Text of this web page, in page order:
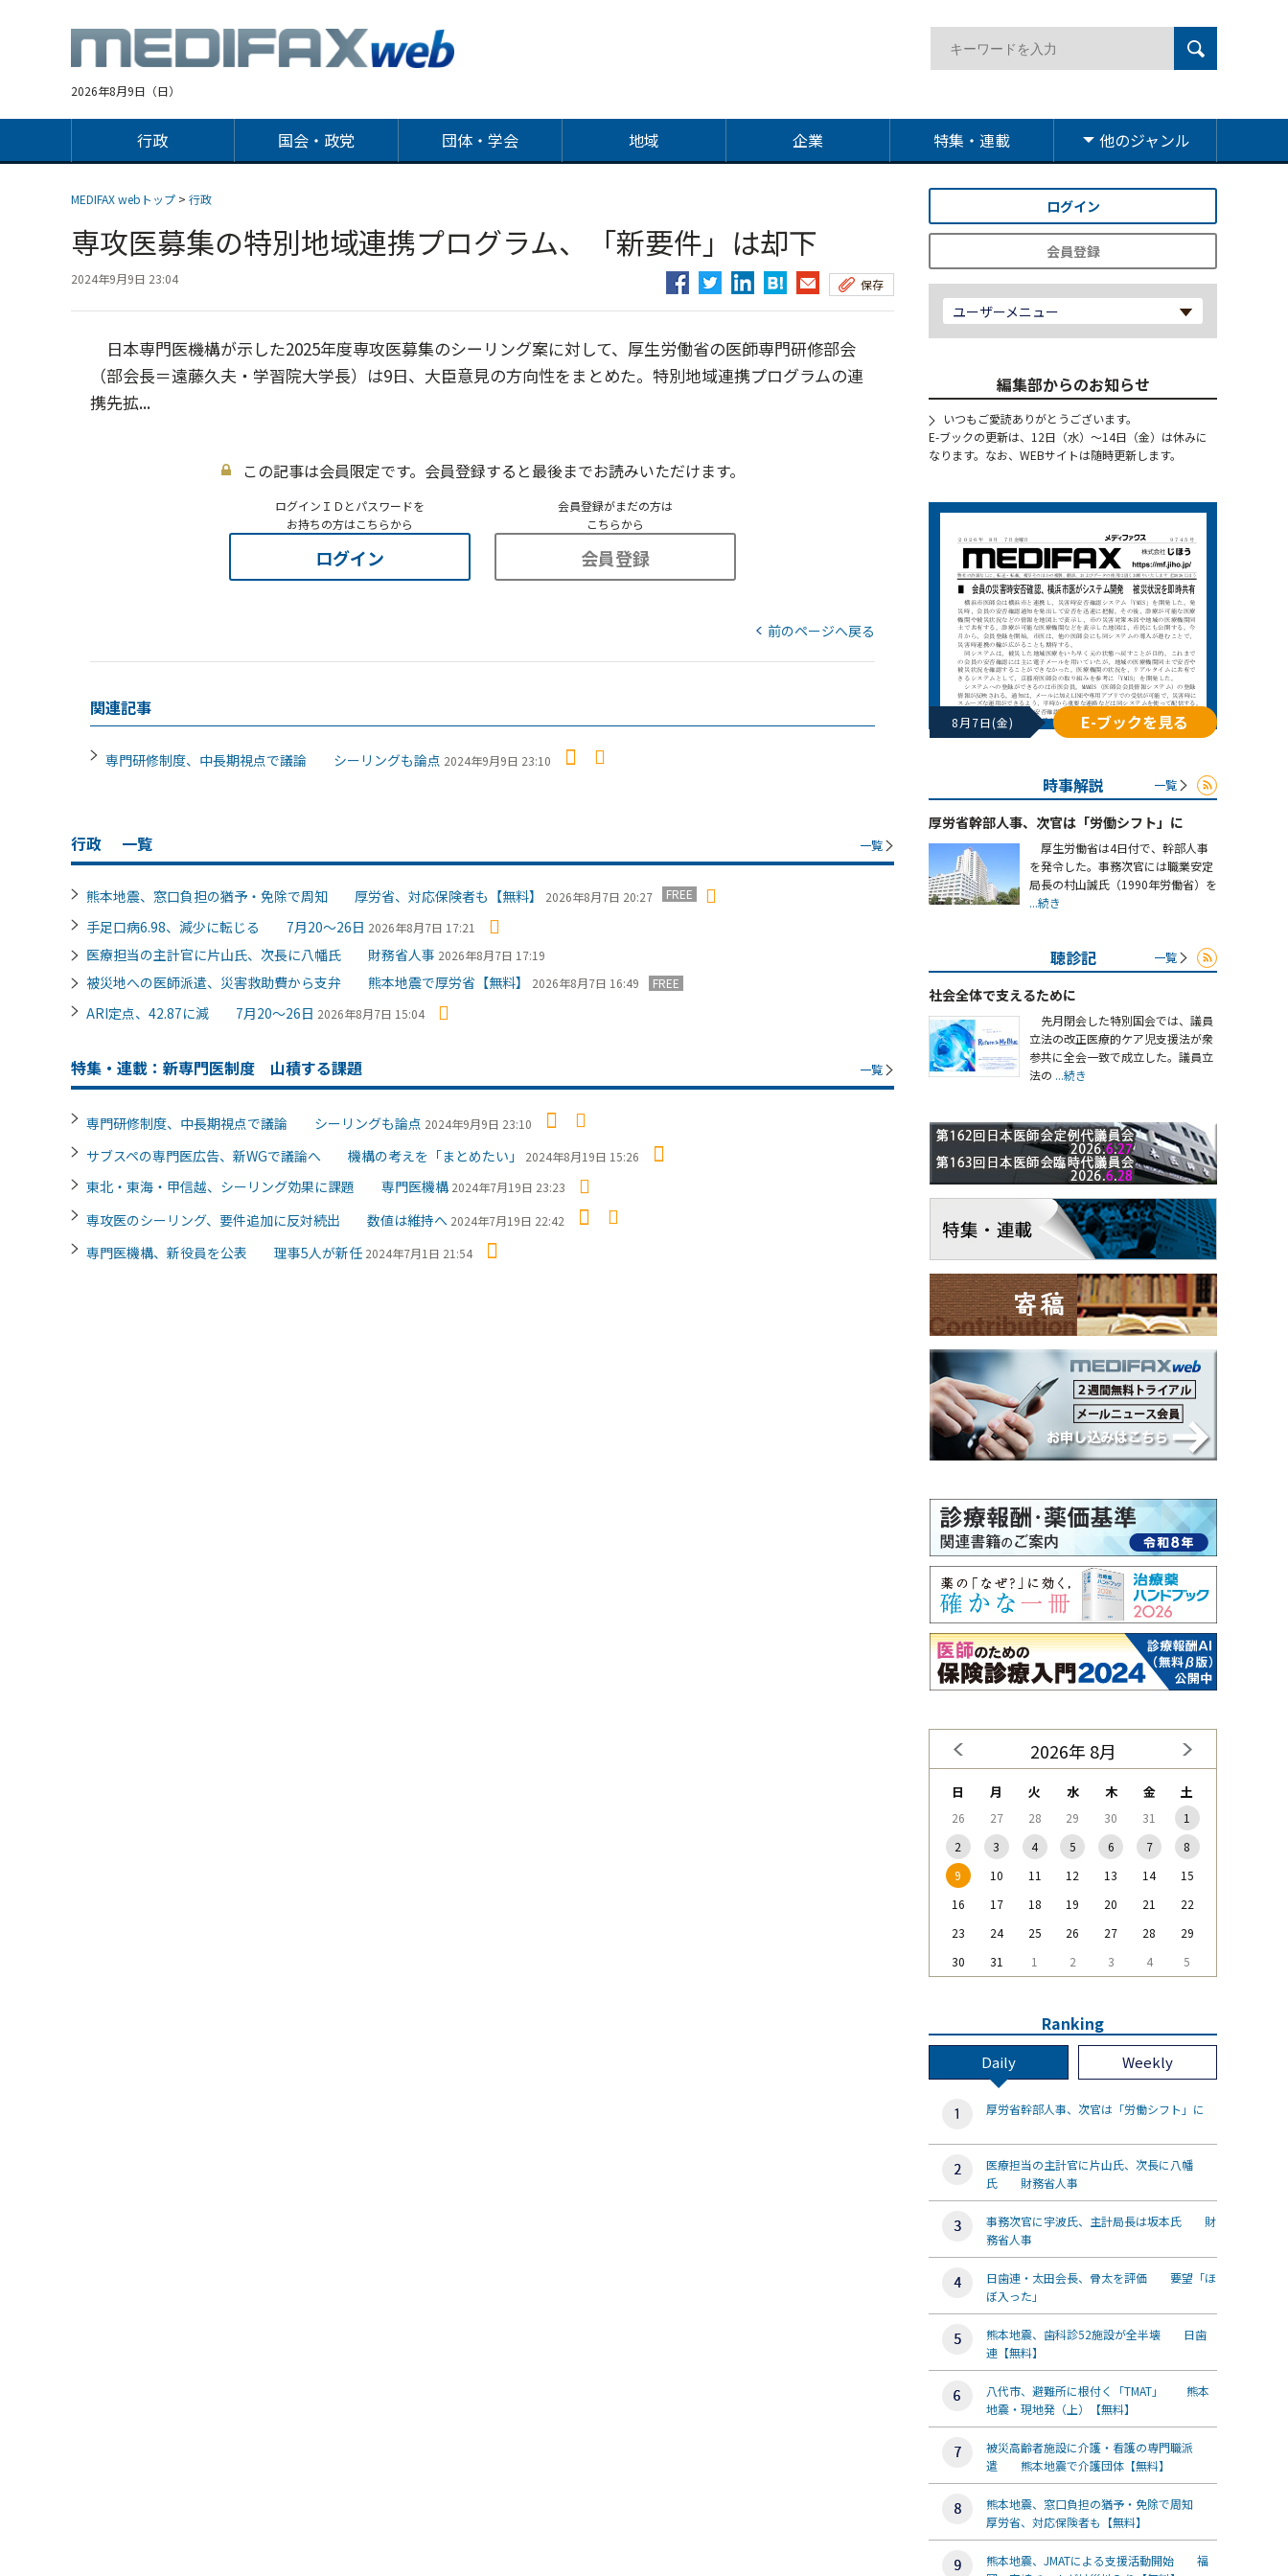
2026年8月9日（日）
行政 国会・政党 団体・学会 地域 企業 特集・連載 他のジャンル
MEDIFAX webトップ > 行政
専攻医募集の特別地域連携プログラム、「新要件」は却下
2024年9月9日 23:04 保存
日本専門医機構が示した2025年度専攻医募集のシーリング案に対して、厚生労働省の医師専門研修部会
（部会長＝遠藤久夫・学習院大学長）は9日、大臣意見の方向性をまとめた。特別地域連携プログラムの連
携先拡...
この記事は会員限定です。会員登録すると最後までお読みいただけます。
ログインＩＤとパスワードを
お持ちの方はこちらから
ログイン
会員登録がまだの方は
こちらから
会員登録
前のページへ戻る
関連記事
専門研修制度、中長期視点で議論 シーリングも論点 2024年9月9日 23:10
行政 一覧 一覧
熊本地震、窓口負担の猶予・免除で周知 厚労省、対応保険者も【無料】 2026年8月7日 20:27 FREE
手足口病6.98、減少に転じる 7月20～26日 2026年8月7日 17:21
医療担当の主計官に片山氏、次長に八幡氏 財務省人事 2026年8月7日 17:19
被災地への医師派遣、災害救助費から支弁 熊本地震で厚労省【無料】 2026年8月7日 16:49 FREE
ARI定点、42.87に減 7月20～26日 2026年8月7日 15:04
特集・連載：新専門医制度 山積する課題 一覧
専門研修制度、中長期視点で議論 シーリングも論点 2024年9月9日 23:10
サブスペの専門医広告、新WGで議論へ 機構の考えを「まとめたい」 2024年8月19日 15:26
東北・東海・甲信越、シーリング効果に課題 専門医機構 2024年7月19日 23:23
専攻医のシーリング、要件追加に反対続出 数値は維持へ 2024年7月19日 22:42
専門医機構、新役員を公表 理事5人が新任 2024年7月1日 21:54
ログイン
会員登録
ユーザーメニュー
編集部からのお知らせ
いつもご愛読ありがとうございます。
E-ブックの更新は、12日（水）～14日（金）は休みに
なります。なお、WEBサイトは随時更新します。
8月7日(金) E-ブックを見る
時事解説 一覧
厚労省幹部人事、次官は「労働シフト」に
厚生労働省は4日付で、幹部人事
を発令した。事務次官には職業安定
局長の村山誠氏（1990年労働省）を
...続き
聴診記 一覧
社会全体で支えるために
先月閉会した特別国会では、議員
立法の改正医療的ケア児支援法が衆
参共に全会一致で成立した。議員立
法の ...続き
2026年 8月
日 月 火 水 木 金 土
26 27 28 29 30 31
1
2
3 4 5 6 7
8
9
10 11 12 13 14
15
16
17 18 19 20 21
22
23
24 25 26 27 28
29
30
31 1 2 3 4 5
Ranking
Daily Weekly
厚労省幹部人事、次官は「労働シフト」に
医療担当の主計官に片山氏、次長に八幡
氏 財務省人事
事務次官に宇波氏、主計局長は坂本氏 財
務省人事
日歯連・太田会長、骨太を評価 要望「ほ
ぼ入った」
熊本地震、歯科診52施設が全半壊 日歯
連【無料】
八代市、避難所に根付く「TMAT」 熊本
地震・現地発（上）【無料】
被災高齢者施設に介護・看護の専門職派
遣 熊本地震で介護団体【無料】
熊本地震、窓口負担の猶予・免除で周知
厚労省、対応保険者も【無料】
熊本地震、JMATによる支援活動開始 福